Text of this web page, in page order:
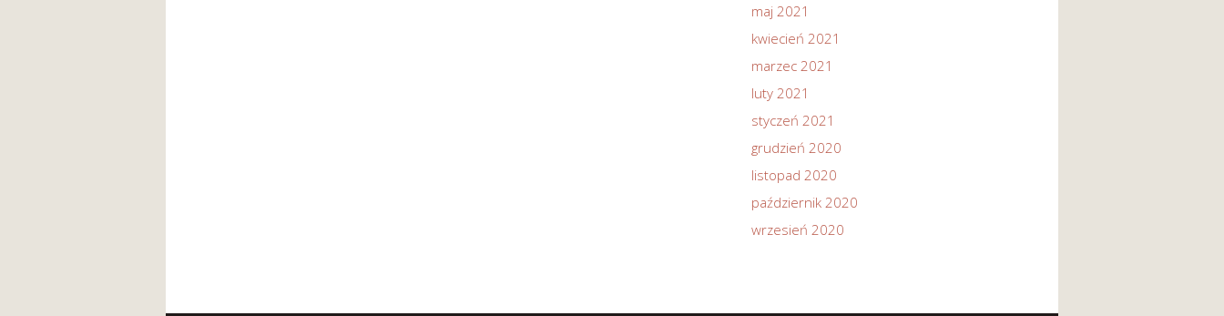
maj 2021
kwiecień 2021
marzec 2021
luty 2021
styczeń 2021
grudzień 2020
listopad 2020
październik 2020
wrzesień 2020